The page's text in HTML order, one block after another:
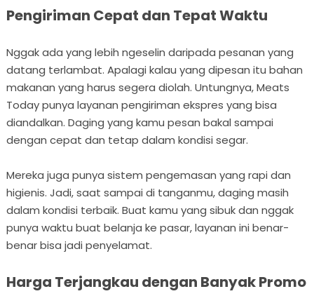
Pengiriman Cepat dan Tepat Waktu
Nggak ada yang lebih ngeselin daripada pesanan yang
datang terlambat. Apalagi kalau yang dipesan itu bahan
makanan yang harus segera diolah. Untungnya, Meats
Today punya layanan pengiriman ekspres yang bisa
diandalkan. Daging yang kamu pesan bakal sampai
dengan cepat dan tetap dalam kondisi segar.
Mereka juga punya sistem pengemasan yang rapi dan
higienis. Jadi, saat sampai di tanganmu, daging masih
dalam kondisi terbaik. Buat kamu yang sibuk dan nggak
punya waktu buat belanja ke pasar, layanan ini benar-
benar bisa jadi penyelamat.
Harga Terjangkau dengan Banyak Promo